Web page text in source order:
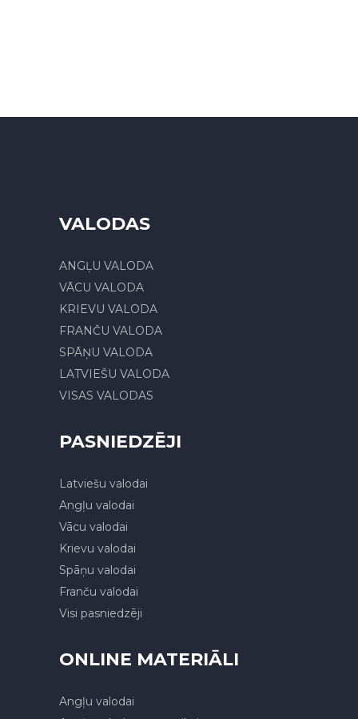
VALODAS
ANGĻU VALODA
VĀCU VALODA
KRIEVU VALODA
FRANČU VALODA
SPĀŅU VALODA
LATVIEŠU VALODA
VISAS VALODAS
PASNIEDZĒJI
Latviešu valodai
Angļu valodai
Vācu valodai
Krievu valodai
Spāņu valodai
Franču valodai
Visi pasniedzēji
ONLINE MATERIĀLI
Angļu valodai